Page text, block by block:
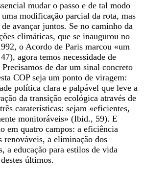
mudar o passo e de tal modo
uma modificação parcial da rota, mas
avançar juntos. Se no caminho da
climáticas, que se inaugurou no
o Acordo de Paris marcou «um
agora temos necessidade de
de dar um sinal concreto
COP seja um ponto de viragem:
política clara e palpável que leve a
da transição ecológica através de
caraterísticas: sejam «eficientes,
monitoráveis» (Ibid., 59). E
em quatro campos: a eficiência
renováveis, a eliminação dos
a educação para estilos de vida
últimos.